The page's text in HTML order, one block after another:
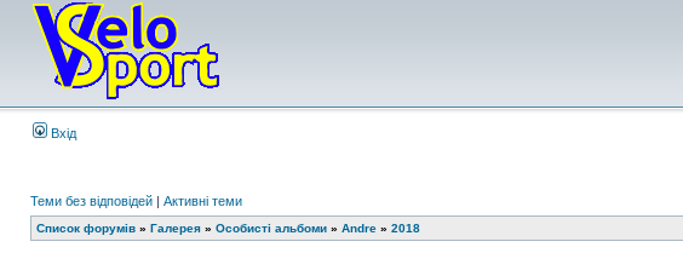
Вхід
Теми без відповідей | Активні теми
Список форумів » Галерея » Особисті альбоми » Andre » 2018